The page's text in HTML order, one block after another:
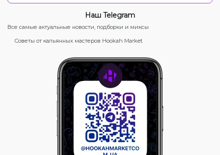
Наш Telegram
Все самые актуальные новости, подборки и миксы
Советы от кальянных мастеров Hookah Market